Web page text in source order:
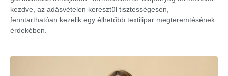
kezdve, az adásvételen keresztül tisztességesen,
fenntarthatóan kezelik egy élhetőbb textilipar megteremtésének
érdekében.